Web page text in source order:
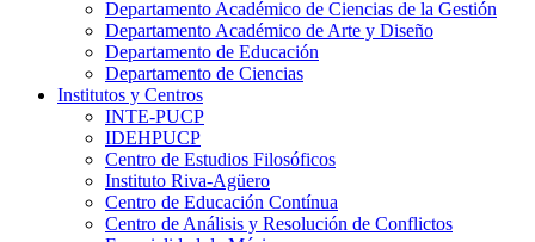
Departamento Académico de Ciencias de la Gestión
Departamento Académico de Arte y Diseño
Departamento de Educación
Departamento de Ciencias
Institutos y Centros
INTE-PUCP
IDEHPUCP
Centro de Estudios Filosóficos
Instituto Riva-Agüero
Centro de Educación Contínua
Centro de Análisis y Resolución de Conflictos